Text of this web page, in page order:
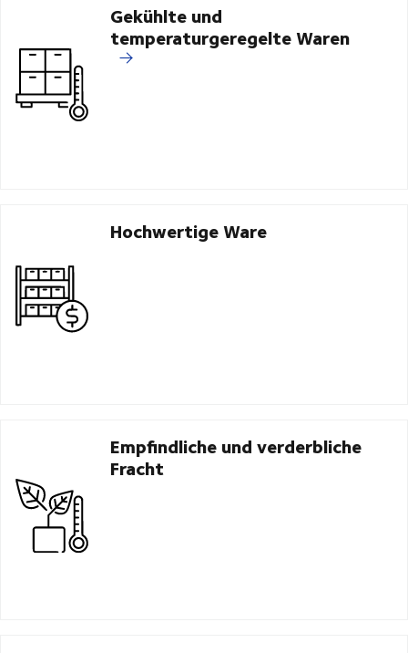
Gekühlte und
temperaturgeregelte Waren
Hochwertige Ware
Empfindliche und verderbliche
Fracht